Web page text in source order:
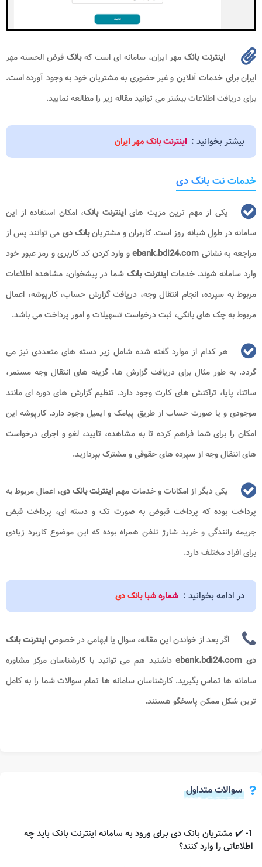
اینترنت بانک مهر ایران، سامانه ای است کهبانک قرض الحسنه مهر
ایران برای خدمات آنلاین و غیر حضوری به مشتریان خود به وجود آورده است.
برای دریافت اطلاعات بیشتر می توانید مقاله زیر را مطالعه نمایید.
بیشتر بخوانید : اینترنت بانک مهر ایران
خدمات نت بانک دی
یکی از مهم‌ ترین مزیت‌ هایاینترنت بانک، امکان استفاده از این
سامانه در طول شبانه روز است. کاربران و مشتریانبانک دی می‌ توانند پس از
مراجعه به نشانی ebank.bdi24.comو وارد کردن کد کاربری و رمز عبور خود
وارد سامانه شوند. خدمات اینترنت بانک شما در پیشخوان، مشاهده اطلاعات
مربوط به سپرده، انجام انتقال وجه، دریافت گزارش حساب، کارپوشه، اعمال
مربوط به چک های بانکی، ثبت درخواست تسهیلات و امور پرداخت می‌ باشد.
هر کدام از موارد گفته شده شامل زیر دسته‌ های متعددی نیز می‌
گردد. به طور مثال برای دریافت گزارش ‌ها، گزینه های انتقال وجه مستمر،
ساتنا، پایا، تراکنش ‌های کارت وجود دارد. تنظیم گزارش ‌های دوره ‌ای مانند
موجودی و یا صورت حساب از طریق پیامک و ایمیل وجود دارد. کارپوشه این
امکان را برای شما فراهم کرده تا به مشاهده، تایید، لغو و اجرای درخواست
‌های انتقال وجه از سپرده‌ های حقوقی و مشترک بپردازید.
یکی دیگر از امکانات و خدمات مهم اینترنت بانک دی، اعمال مربوط به
پرداخت بوده که پرداخت قبوض به صورت تک و دسته ‌ای، پرداخت قبض
جریمه رانندگی و خرید شارژ تلفن همراه بوده که این موضوع کاربرد زیادی
برای افراد مختلف دارد.
در ادامه بخوانید : شماره شبا بانک دی
اگر بعد از خواندن این مقاله، سوال یا ابهامی در خصوصاینترنت بانک
دی ebank.bdi24.com
داشتید هم می توانید با کارشناسان مرکز مشاوره
سامانه ها تماس بگیرید. کارشناسان سامانه ها تمام سوالات شما را به کامل
ترین شکل ممکن پاسخگو هستند.
سوالات متداول
1- ✔️ مشتریان بانک دی برای ورود به سامانه اینترنت بانک باید چه
اطلاعاتی را وارد کنند؟